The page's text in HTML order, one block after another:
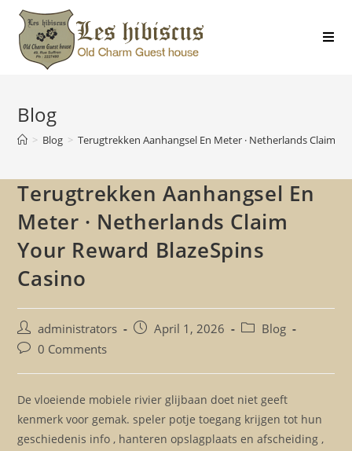
Blog
> Blog > Terugtrekken Aanhangsel En Meter · Netherlands Claim
Terugtrekken Aanhangsel En
Meter · Netherlands Claim
Your Reward BlazeSpins
Casino
administrators April 1, 2026
Blog
0 Comments
De vloeiende mobiele rivier glijbaan doet niet geeft
kenmerk voor gemak. speler potje toegang krijgen tot hun
geschiedenis info , hanteren opslagplaats en afscheiding ,